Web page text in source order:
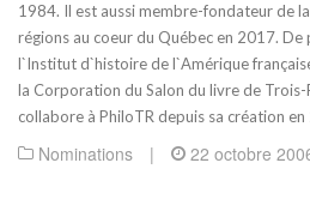
1984. Il est aussi membre-fondateur de
régions au coeur du Québec en 2017. De
l`Institut d`histoire de l`Amérique
la Corporation du Salon du livre de
collabore à PhiloTR depuis sa création
Nominations | 22 octobre